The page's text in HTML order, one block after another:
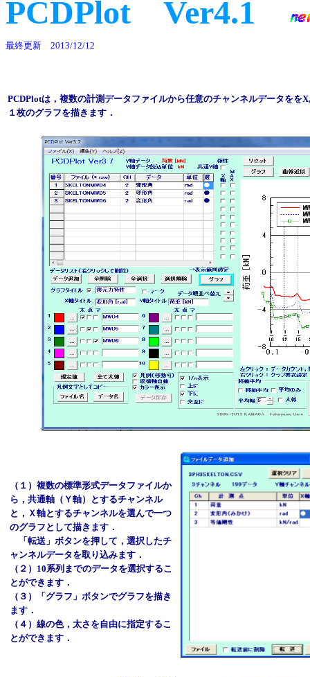
PCDPlot Ver4.1
最終更新 2013/12/12
PCDPlotは，複数の計測データファイルから任意のチャンネルデータをを
１枚のグラフを描きます．
（１）複数の標準形式データファイルか
ら，共通軸（Ｙ軸）とするチャンネル
と，Ｘ軸とするチャンネルを選んで一つ
のグラフとして描きます．
「転送」ボタンを押して，選択したチ
ャンネルデータを取り込みます．
（２）10系列までのデータを選択するこ
とができます．
（３）「グラフ」ボタンでグラフを描き
ます．
（４）線の色，太さを自由に指定するこ
とができます．